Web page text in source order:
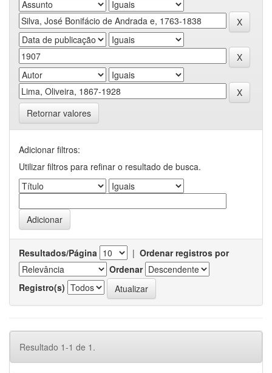
Retornar valores
Adicionar filtros:
Utilizar filtros para refinar o resultado de busca.
Resultados/Página | Ordenar registros por
Ordenar
Registro(s)
Resultado 1-1 de 1.